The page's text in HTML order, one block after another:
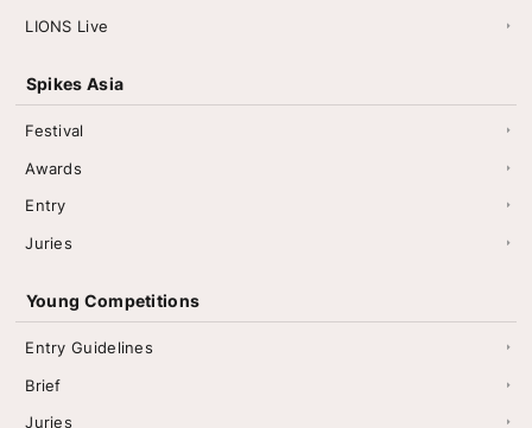
LIONS Live
Spikes Asia
Festival
Awards
Entry
Juries
Young Competitions
Entry Guidelines
Brief
Juries